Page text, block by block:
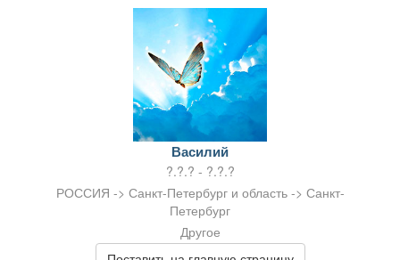
Василий
?.?.? - ?.?.?
РОССИЯ -> Санкт-Петербург и область -> Санкт-
Петербург
Другое